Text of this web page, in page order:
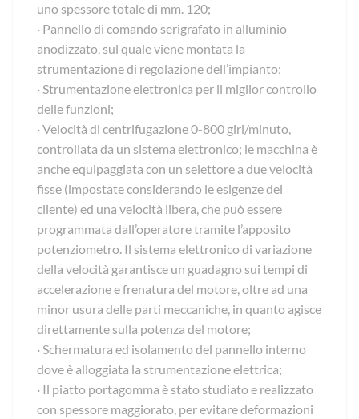
uno spessore totale di mm. 120;
· Pannello di comando serigrafato in alluminio
anodizzato, sul quale viene montata la
strumentazione di regolazione dell’impianto;
· Strumentazione elettronica per il miglior controllo
delle funzioni;
· Velocità di centrifugazione 0-800 giri/minuto,
controllata da un sistema elettronico; le macchina è
anche equipaggiata con un selettore a due velocità
fisse (impostate considerando le esigenze del
cliente) ed una velocità libera, che può essere
programmata dall’operatore tramite l’apposito
potenziometro. Il sistema elettronico di variazione
della velocità garantisce un guadagno sui tempi di
accelerazione e frenatura del motore, oltre ad una
minor usura delle parti meccaniche, in quanto agisce
direttamente sulla potenza del motore;
· Schermatura ed isolamento del pannello interno
dove è alloggiata la strumentazione elettrica;
· Il piatto portagomma è stato studiato e realizzato
con spessore maggiorato, per evitare deformazioni